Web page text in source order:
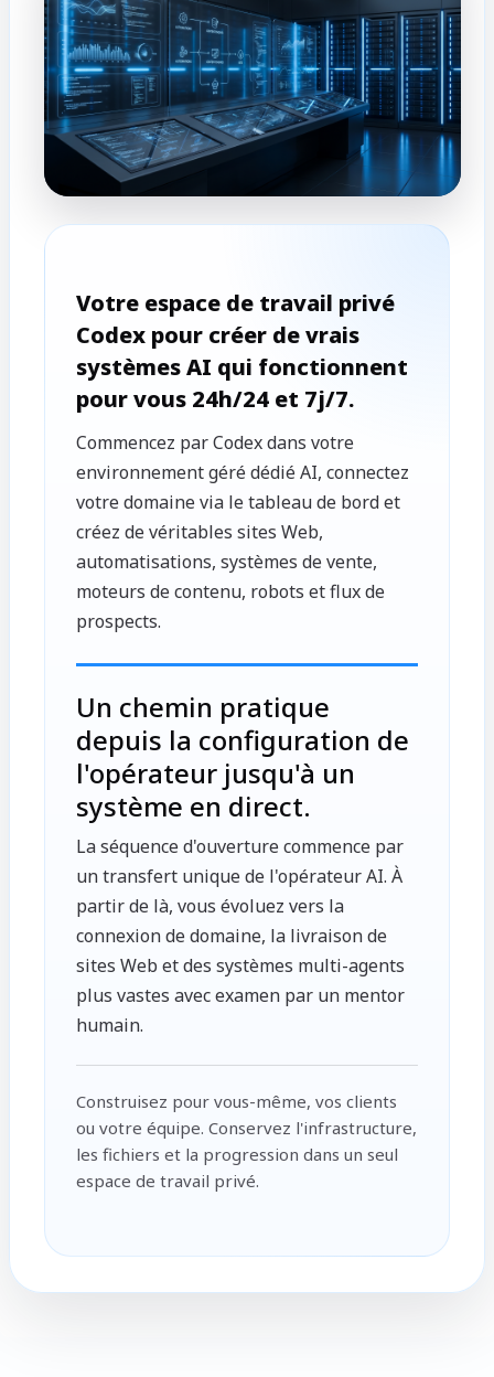
Votre espace de travail privé
Codex pour créer de vrais
systèmes AI qui fonctionnent
pour vous 24h/24 et 7j/7.
Commencez par Codex dans votre
environnement géré dédié AI, connectez
votre domaine via le tableau de bord et
créez de véritables sites Web,
automatisations, systèmes de vente,
moteurs de contenu, robots et flux de
prospects.
Un chemin pratique
depuis la configuration de
l'opérateur jusqu'à un
système en direct.
La séquence d'ouverture commence par
un transfert unique de l'opérateur AI. À
partir de là, vous évoluez vers la
connexion de domaine, la livraison de
sites Web et des systèmes multi-agents
plus vastes avec examen par un mentor
humain.
Construisez pour vous-même, vos clients
ou votre équipe. Conservez l'infrastructure,
les fichiers et la progression dans un seul
espace de travail privé.